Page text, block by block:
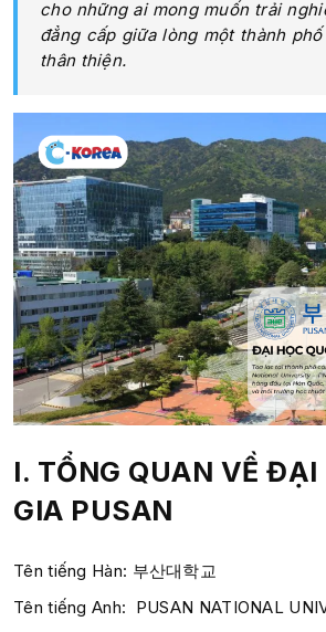
cho những ai mong muốn trải
đẳng cấp giữa lòng một thành
thân thiện.
I. TỔNG QUAN VỀ ĐẠI
GIA PUSAN
Tên tiếng Hàn: 부산대학교
Tên tiếng Anh: PUSAN NATIONAL